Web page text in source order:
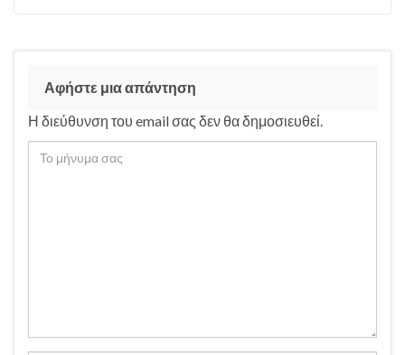
Αφήστε μια απάντηση
Η διεύθυνση του email σας δεν θα δημοσιευθεί.